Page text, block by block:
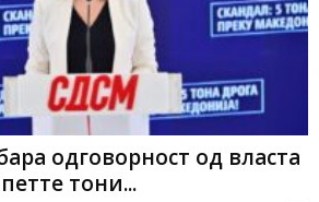
одговорност од власта
тони...